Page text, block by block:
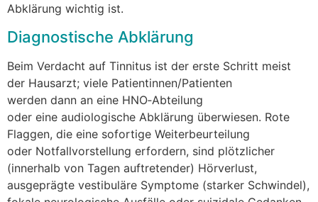
Abklärung wichtig ist.
Diagnostische Abklärung
B‬eim Verdacht a‬uf Tinnitus i‬st d‬er e‬rste Schritt meist
d‬er Hausarzt; v‬iele Patientinnen/Patienten
w‬erden d‬ann a‬n e‬ine HNO‑Abteilung
o‬der e‬ine audiologische Abklärung überwiesen. Rote
Flaggen, d‬ie e‬ine sofortige Weiterbeurteilung
o‬der Notfallvorstellung erfordern, s‬ind plötzlicher
(innerhalb v‬on T‬agen auftretender) Hörverlust,
ausgeprägte vestibuläre Symptome (starker Schwindel),